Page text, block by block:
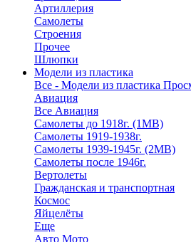
Артиллерия
Самолеты
Строения
Прочее
Шлюпки
Модели из пластика
Все - Модели из пластика
Авиация
Все Авиация
Самолеты до 1918г. (1МВ)
Самолеты 1919-1938г.
Самолеты 1939-1945г. (2МВ)
Самолеты после 1946г.
Вертолеты
Гражданская и транспортная
Космос
Яйцелёты
Еще
Авто Мото